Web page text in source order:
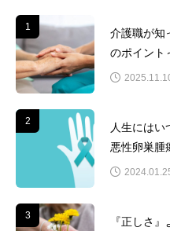
1
介護職が知
のポイント
2
人生にはい
悪性卵巣腫
3
『正しさ